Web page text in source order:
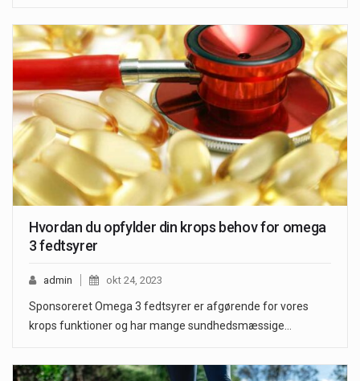
Hvordan du opfylder din krops behov for omega
3 fedtsyrer
admin okt 24, 2023
Sponsoreret Omega 3 fedtsyrer er afgørende for vores
krops funktioner og har mange sundhedsmæssige…